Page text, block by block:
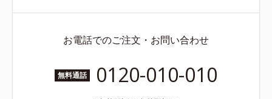
お電話でのご注文・お問い合わせ
無料通話 0120-010-010